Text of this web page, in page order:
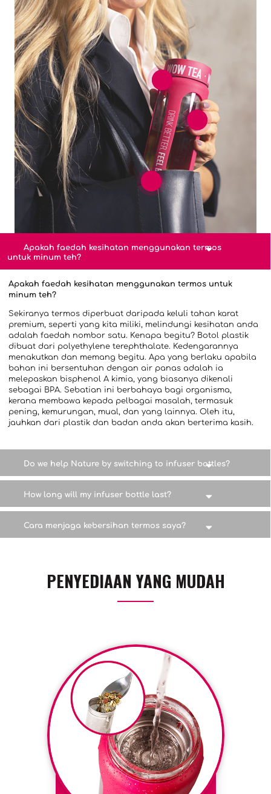
Apakah faedah kesihatan menggunakan termos
untuk minum teh?
Apakah faedah kesihatan menggunakan termos untuk
minum teh?
Sekiranya termos diperbuat daripada keluli tahan karat
premium, seperti yang kita miliki, melindungi kesihatan anda
adalah faedah nombor satu. Kenapa begitu? Botol plastik
dibuat dari polyethylene terephthalate. Kedengarannya
menakutkan dan memang begitu. Apa yang berlaku apabila
bahan ini bersentuhan dengan air panas adalah ia
melepaskan bisphenol A kimia, yang biasanya dikenali
sebagai BPA. Sebatian ini berbahaya bagi organisma,
kerana membawa kepada pelbagai masalah, termasuk
pening, kemurungan, mual, dan yang lainnya. Oleh itu,
jauhkan dari plastik dan badan anda akan berterima kasih.
Do we help Nature by switching to infuser bottles?
How long will my infuser bottle last?
Cara menjaga kebersihan termos saya?
PENYEDIAAN YANG MUDAH